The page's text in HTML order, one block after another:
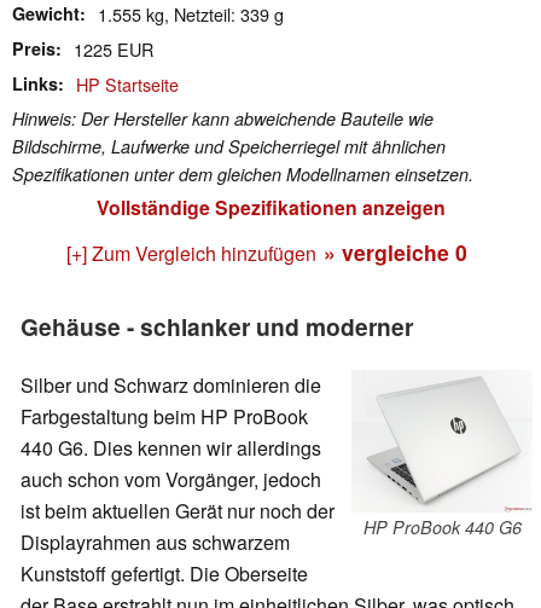
Gewicht 1.555 kg, Netzteil: 339 g
Preis 1225 EUR
Links HP Startseite
Hinweis: Der Hersteller kann abweichende Bauteile wie
Bildschirme, Laufwerke und Speicherriegel mit ähnlichen
Spezifikationen unter dem gleichen Modellnamen einsetzen.
Vollständige Spezifikationen anzeigen
[+] Zum Vergleich hinzufügen » vergleiche 0
Gehäuse - schlanker und moderner
HP ProBook 440 G6
Silber und Schwarz dominieren die
Farbgestaltung beim HP ProBook
440 G6. Dies kennen wir allerdings
auch schon vom Vorgänger, jedoch
ist beim aktuellen Gerät nur noch der
Displayrahmen aus schwarzem
Kunststoff gefertigt. Die Oberseite